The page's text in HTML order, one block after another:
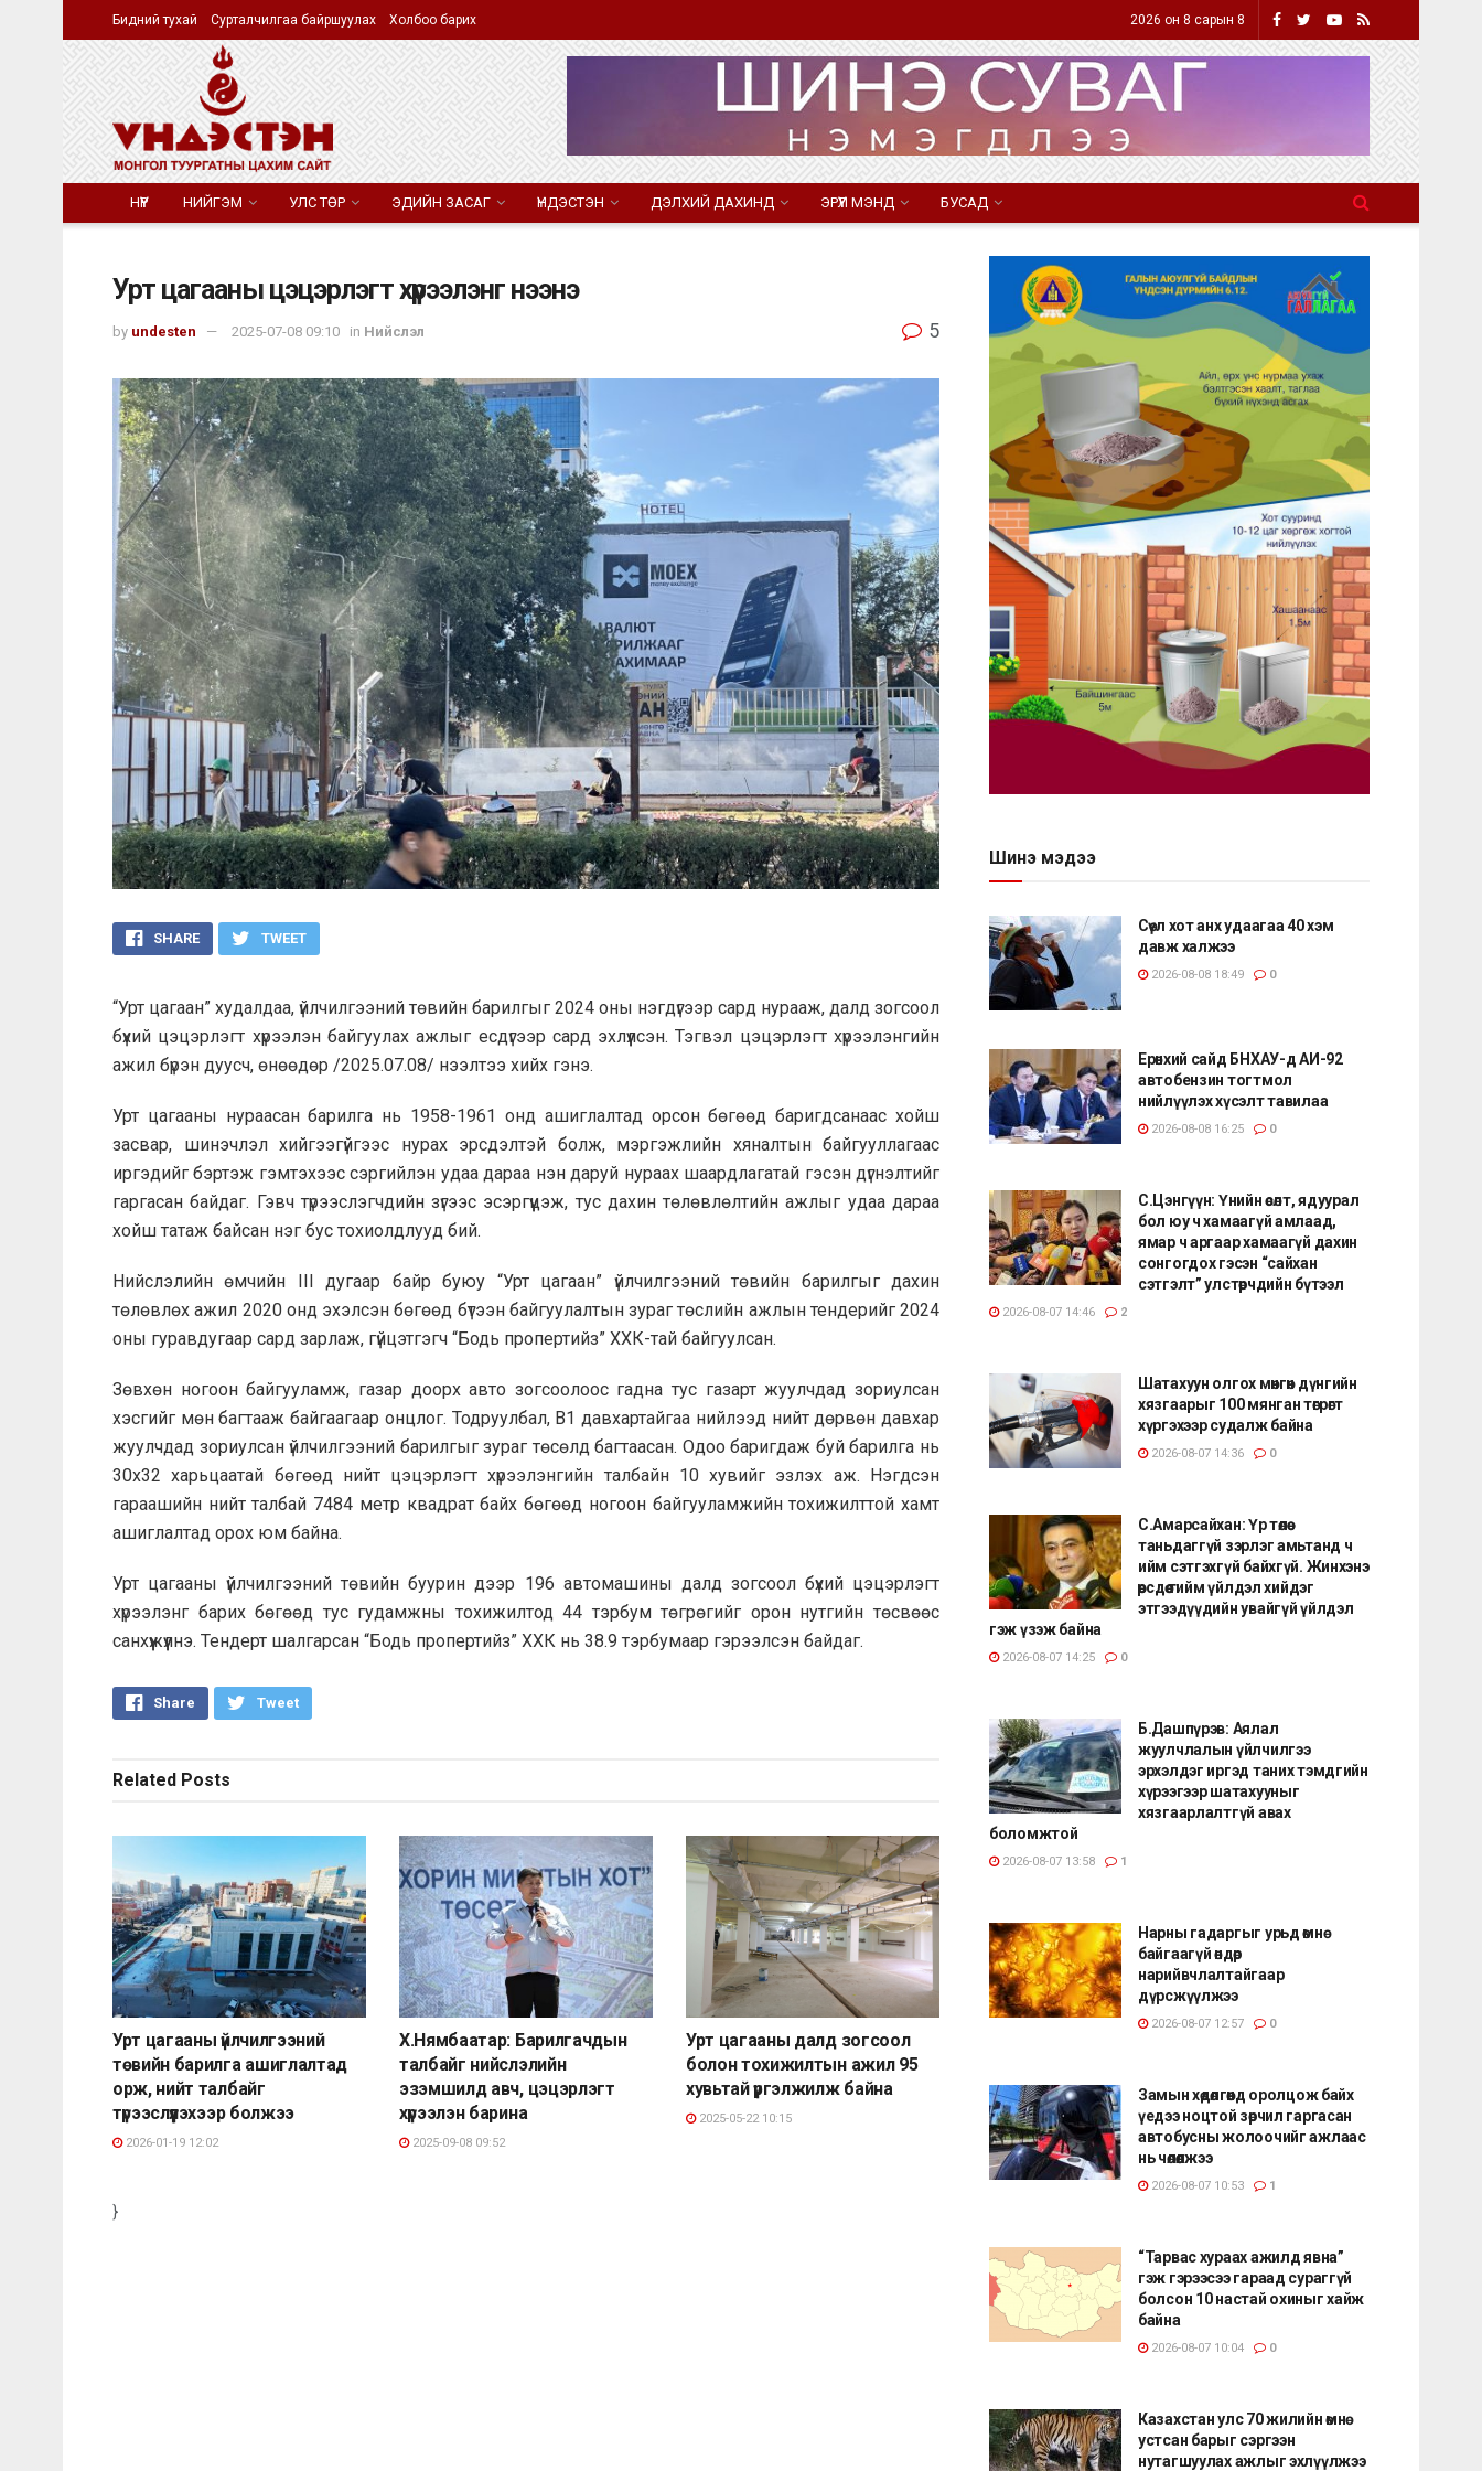
Бидний тухай Сурталчилгаа байршуулах Холбоо барих 2026 он 8 сарын 8
НҮҮР НИЙГЭМ УЛС ТӨР ЭДИЙН ЗАСАГ ҮНДЭСТЭН ДЭЛХИЙ ДАХИНД ЭРҮҮЛ МЭНД БУСАД
Урт цагааны цэцэрлэгт хүрээлэнг нээнэ
by undesten 2025-07-08 09:10 in Нийслэл 5
SHARE TWEET
“Урт цагаан” худалдаа, үйлчилгээний төвийн барилгыг 2024 оны нэгдүгээр сард нурааж, далд зогсоол
бүхий цэцэрлэгт хүрээлэн байгуулах ажлыг есдүгээр сард эхлүүлсэн. Тэгвэл цэцэрлэгт хүрээлэнгийн
ажил бүрэн дуусч, өнөөдөр /2025.07.08/ нээлтээ хийх гэнэ.
Урт цагааны нураасан барилга нь 1958-1961 онд ашиглалтад орсон бөгөөд баригдсанаас хойш
засвар, шинэчлэл хийгээгүйгээс нурах эрсдэлтэй болж, мэргэжлийн хяналтын байгууллагаас
иргэдийг бэртэж гэмтэхээс сэргийлэн удаа дараа нэн даруй нураах шаардлагатай гэсэн дүгнэлтийг
гаргасан байдаг. Гэвч түрээслэгчдийн зүгээс эсэргүүцэж, тус дахин төлөвлөлтийн ажлыг удаа дараа
хойш татаж байсан нэг бус тохиолдлууд бий.
Нийслэлийн өмчийн III дугаар байр буюу “Урт цагаан” үйлчилгээний төвийн барилгыг дахин
төлөвлөх ажил 2020 онд эхэлсэн бөгөөд бүтээн байгуулалтын зураг төслийн ажлын тендерийг 2024
оны гуравдугаар сард зарлаж, гүйцэтгэгч “Бодь пропертийз” ХХК-тай байгуулсан.
Зөвхөн ногоон байгууламж, газар доорх авто зогсоолоос гадна тус газарт жуулчдад зориулсан
хэсгийг мөн багтааж байгаагаар онцлог. Тодруулбал, B1 давхартайгаа нийлээд нийт дөрвөн давхар
жуулчдад зориулсан үйлчилгээний барилгыг зураг төсөлд багтаасан. Одоо баригдаж буй барилга нь
30х32 харьцаатай бөгөөд нийт цэцэрлэгт хүрээлэнгийн талбайн 10 хувийг эзлэх аж. Нэгдсэн
гараашийн нийт талбай 7484 метр квадрат байх бөгөөд ногоон байгууламжийн тохижилттой хамт
ашиглалтад орох юм байна.
Урт цагааны үйлчилгээний төвийн буурин дээр 196 автомашины далд зогсоол бүхий цэцэрлэгт
хүрээлэнг барих бөгөөд тус гудамжны тохижилтод 44 тэрбум төгрөгийг орон нутгийн төсвөөс
санхүүжүүлнэ. Тендерт шалгарсан “Бодь пропертийз” ХХК нь 38.9 тэрбумаар гэрээлсэн байдаг.
Share Tweet
Related Posts
Урт цагааны үйлчилгээний
төвийн барилга ашиглалтад
орж, нийт талбайг
түрээслүүлэхээр болжээ
2026-01-19 12:02
Х.Нямбаатар: Барилгачдын
талбайг нийслэлийн
эзэмшилд авч, цэцэрлэгт
хүрээлэн барина
2025-09-08 09:52
Урт цагааны далд зогсоол
болон тохижилтын ажил 95
хувьтай үргэлжилж байна
2025-05-22 10:15
}
Шинэ мэдээ
Сөүл хот анх удаагаа 40 хэм
давж халжээ
2026-08-08 18:49 0
Ерөнхий сайд БНХАУ-д АИ-92
автобензин тогтмол
нийлүүлэх хүсэлт тавилаа
2026-08-08 16:25 0
С.Цэнгүүн: Үнийн өсөлт, ядуурал
бол юу ч хамаагүй амлаад,
ямар ч аргаар хамаагүй дахин
сонгогдох гэсэн “сайхан
сэтгэлт” улстөрчдийн бүтээл
2026-08-07 14:46 2
Шатахуун олгох мөнгөн дүнгийн
хязгаарыг 100 мянган төгрөгт
хүргэхээр судалж байна
2026-08-07 14:36 0
С.Амарсайхан: Үр төлөө
таньдаггүй зэрлэг амьтанд ч
ийм сэтгэхгүй байхгүй. Жинхэнэ
өөрсдөө тийм үйлдэл хийдэг
этгээдүүдийн увайгүй үйлдэл
гэж үзэж байна
2026-08-07 14:25 0
Б.Дашпүрэв: Аялал
жуулчлалын үйлчилгээ
эрхэлдэг иргэд таних тэмдгийн
хүрээгээр шатахууныг
хязгаарлалтгүй авах
боломжтой
2026-08-07 13:58 1
Нарны гадаргыг урьд өмнө
байгаагүй өндөр
нарийвчлалтайгаар
дүрсжүүлжээ
2026-08-07 12:57 0
Замын хөдөлгөөнд оролцож байх
үедээ ноцтой зөрчил гаргасан
автобусны жолоочийг ажлаас
нь чөлөөлжээ
2026-08-07 10:53 1
“Тарвас хураах ажилд явна”
гэж гэрээсээ гараад сураггүй
болсон 10 настай охиныг хайж
байна
2026-08-07 10:04 0
Казахстан улс 70 жилийн өмнө
устсан барыг сэргээн
нутагшуулах ажлыг эхлүүлжээ